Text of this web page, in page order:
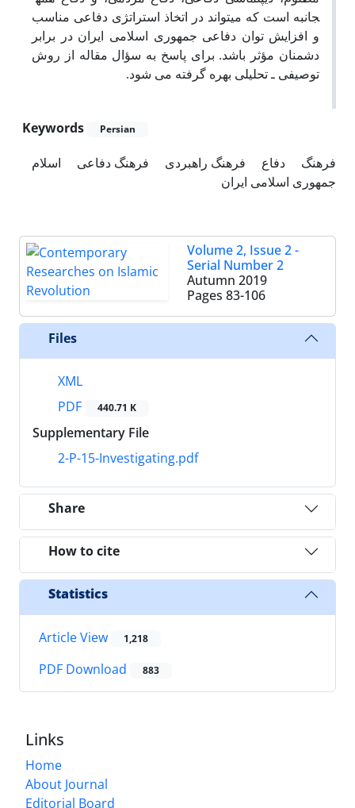
جانبه است که می­تواند در اتخاذ استراتژی دفاعی مناسب
و افزایش توان دفاعی جمهوری اسلامی ایران در برابر
دشمنان مؤثر باشد. برای پاسخ به سؤال مقاله از روش
توصیفی ـ‌ تحلیلی بهره گرفته می­ شود.
Keywords Persian
فرهنگ دفاع فرهنگ راهبردی فرهنگ دفاعی
اسلام
جمهوری اسلامی ایران
Volume 2, Issue 2 -
Serial Number 2
Autumn 2019
Pages 83-106
Files
XML
PDF
440.71 K
Supplementary File
2-P-15-Investigating.pdf
Share
How to cite
Statistics
Article View 1,218
PDF Download 883
Links
Home
About Journal
Editorial Board